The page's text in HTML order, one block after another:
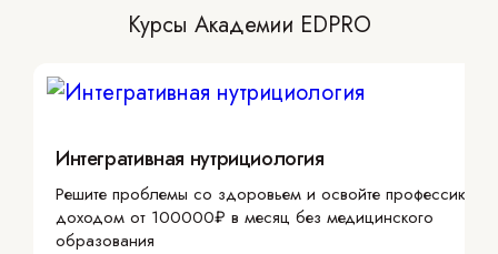
Курсы Академии EDPRO
Интегративная нутрициология
Решите проблемы со здоровьем и освойте профессию с
доходом от 100000₽ в месяц без медицинского
образования